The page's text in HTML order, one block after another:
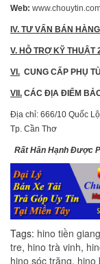
Web:
IV. TƯ VẤN BÁN HÀNG
V. HỖ TRỢ KỸ THUẬT
VI. CUNG CẤP PHỤ
VII. CÁC ĐỊA ĐIỂM
Địa chỉ: 666/10 Quốc
Tp. Cần Thơ
Rất Hân Hạnh Được
Tags: hino tiền giang
tre, hino trà vinh,
hino sóc trăng, hino